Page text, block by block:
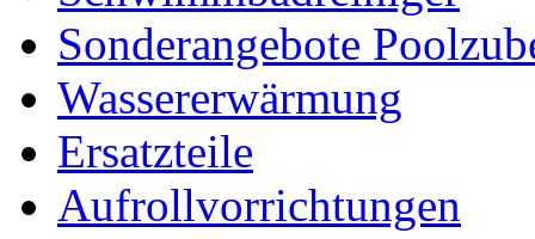
Sonderangebote
Wassererwärmung
Ersatzteile
Aufrollvorrichtungen